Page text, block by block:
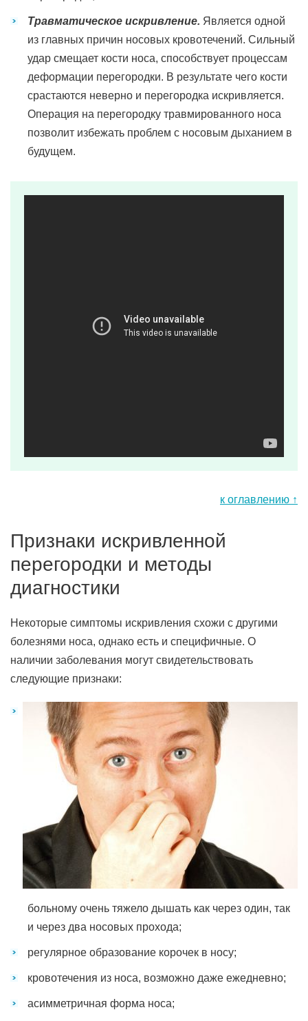
Травматическое искривление. Является одной
из главных причин носовых кровотечений. Сильный
удар смещает кости носа, способствует процессам
деформации перегородки. В результате чего кости
срастаются неверно и перегородка искривляется.
Операция на перегородку травмированного носа
позволит избежать проблем с носовым дыханием в
будущем.
к оглавлению ↑
Признаки искривленной
перегородки и методы
диагностики
Некоторые симптомы искривления схожи с другими
болезнями носа, однако есть и специфичные. О
наличии заболевания могут свидетельствовать
следующие признаки:
больному очень тяжело дышать как через один, так
и через два носовых прохода;
регулярное образование корочек в носу;
кровотечения из носа, возможно даже ежедневно;
асимметричная форма носа;